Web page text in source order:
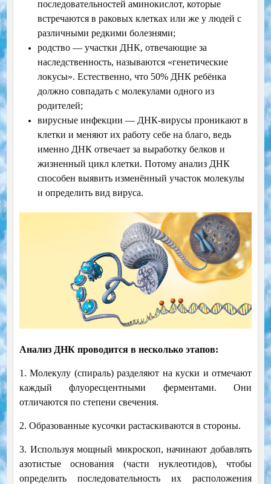
последовательностей аминокислот, которые
встречаются в раковых клетках или же у людей с
различными редкими болезнями;
родство — участки ДНК, отвечающие за
наследственность, называются «генетические
локусы». Естественно, что 50% ДНК ребёнка
должно совпадать с молекулами одного из
родителей;
вирусные инфекции — ДНК-вирусы проникают в
клетки и меняют их работу себе на благо, ведь
именно ДНК отвечает за выработку белков и
жизненный цикл клетки. Потому анализ ДНК
способен выявить изменённый участок молекулы
и определить вид вируса.
Анализ ДНК проводится в несколько этапов:
1. Молекулу (спираль) разделяют на куски и отмечают
каждый флуоресцентными ферментами. Они
отличаются по степени свечения.
2. Образованные кусочки растаскиваются в стороны.
3. Используя мощный микроскоп, начинают добавлять
азотистые основания (части нуклеотидов), чтобы
определить последовательность их расположения